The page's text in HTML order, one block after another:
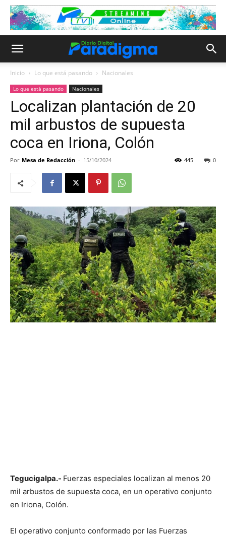
Inicio Lo que está pasando Nacionales
Lo que está pasando Nacionales
Localizan plantación de 20
mil arbustos de supuesta
coca en Iriona, Colón
Por Mesa de Redacción - 15/10/2024 0
445
Tegucigalpa.- Fuerzas especiales localizan al menos 20
mil arbustos de supuesta coca, en un operativo conjunto
en Iriona, Colón.
El operativo conjunto conformado por las Fuerzas